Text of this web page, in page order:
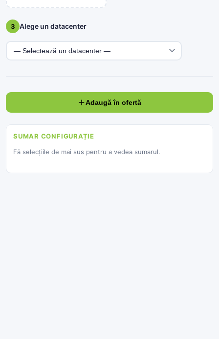
3 Alege un datacenter
Adaugă în ofertă
SUMAR CONFIGURAȚIE
Fă selecțiile de mai sus pentru a vedea sumarul.